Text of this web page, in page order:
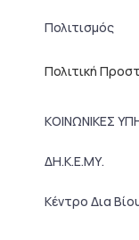
Πολιτισμός
Πολιτική
ΚΟΙΝΩΝΙΚΕΣ
ΔΗ.Κ.Ε.ΜΥ.
Κέντρο Δια